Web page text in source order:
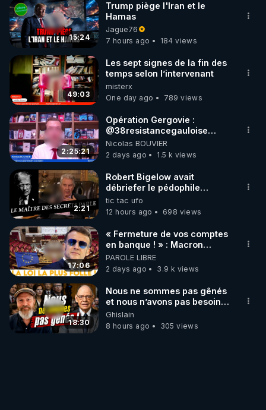
15:24
Trump piège l'Iran et le
Hamas
Jague76
7 hours ago
184 views
49:03
Les sept signes de la fin des
temps selon l’intervenant
misterx
One day ago
789 views
2:25:21
Opération Gergovie :
‪@38resistancegauloise‬
‪@MarionSigautOfficiel‬
‪@gladysriifard5710‬ Laëtitia
Nicolas BOUVIER
2 days ago
1.5 k views
2:21
Robert Bigelow avait
débriefer le pédophile
génocidaire de donald j
trump
tic tac ufo
12 hours ago
698 views
17:06
« Fermeture de vos comptes
en banque ! » : Macron
impose une loi folle !
PAROLE LIBRE
2 days ago
3.9 k views
18:30
Nous ne sommes pas gênés
et nous n’avons pas besoin
de nous excuser ! #jw
#jehovah #collegecentral
Ghislain
8 hours ago
305 views